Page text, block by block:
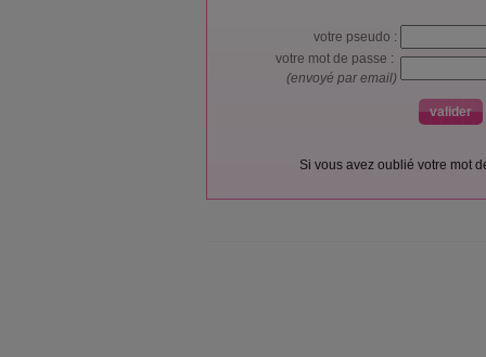
votre pseudo :
votre mot de passe :
(envoyé par email)
Si vous avez oublié votre mot